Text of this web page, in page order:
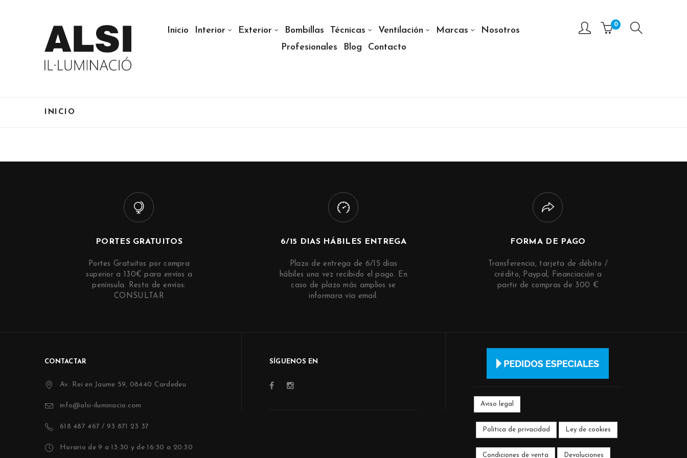
0
Inicio Interior Exterior Bombillas Técnicas Ventilación Marcas
Nosotros
Profesionales
Blog Contacto
INICIO
PORTES GRATUITOS
Portes Gratuitos por compra
superior a 130€ para envíos a
península. Resto de envíos:
CONSULTAR
6/15 DIAS HÁBILES ENTREGA
Plazo de entrega de 6/15 días
hábiles una vez recibido el pago. En
caso de plazo más amplios se
informara vía email.
FORMA DE PAGO
Transferencia, tarjeta de débito /
crédito, Paypal, Financiación a
partir de compras de 300 €
CONTACTAR
Av. Rei en Jaume 59, 08440 Cardedeu
info@alsi-iluminacio.com
618 487 467 / 93 871 23 37
Horario de 9 a 13:30 y de 16:30 a 20:30
SÍGUENOS EN
Aviso legal
Politica de privacidad Ley de cookies
Condiciones de venta Devoluciones